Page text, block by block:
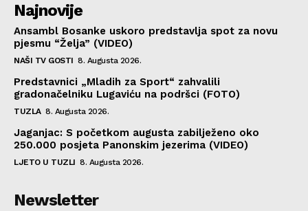
Najnovije
Ansambl Bosanke uskoro predstavlja spot za novu
pjesmu “Želja” (VIDEO)
NAŠI TV GOSTI 8. Augusta 2026.
Predstavnici „Mladih za Sport“ zahvalili
gradonačelniku Lugaviću na podršci (FOTO)
TUZLA 8. Augusta 2026.
Jaganjac: S početkom augusta zabilježeno oko
250.000 posjeta Panonskim jezerima (VIDEO)
LJETO U TUZLI 8. Augusta 2026.
Newsletter